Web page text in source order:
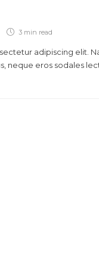
3 min read
adipiscing elit.
neque eros sodales